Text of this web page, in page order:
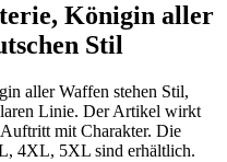
Königin aller
Stil
aller Waffen stehen Stil,
Linie. Der Artikel wirkt
mit Charakter. Die
4XL, 5XL sind erhältlich.